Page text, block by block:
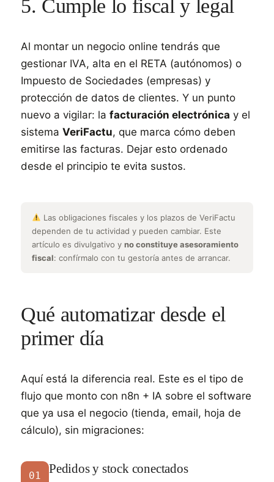
5. Cumple lo fiscal y legal
Al montar un negocio online tendrás que
gestionar IVA, alta en el RETA (autónomos) o
Impuesto de Sociedades (empresas) y
protección de datos de clientes. Y un punto
nuevo a vigilar: la facturación electrónica y el
sistema VeriFactu, que marca cómo deben
emitirse las facturas. Dejar esto ordenado
desde el principio te evita sustos.
Las obligaciones fiscales y los plazos de VeriFactu
dependen de tu actividad y pueden cambiar. Este
artículo es divulgativo y no constituye asesoramiento
fiscal: confírmalo con tu gestoría antes de arrancar.
Qué automatizar desde el
primer día
Aquí está la diferencia real. Este es el tipo de
flujo que monto con n8n + IA sobre el software
que ya usa el negocio (tienda, email, hoja de
cálculo), sin migraciones:
01 Pedidos y stock conectados